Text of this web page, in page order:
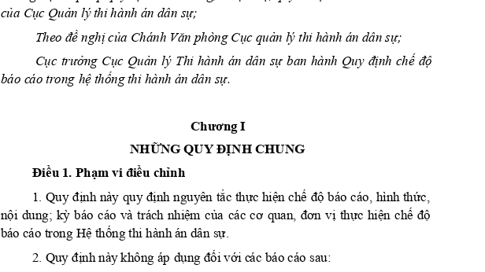
của Cục Quản lý thi hành án dân sự;
Theo đề nghị của Chánh Văn phòng Cục quản lý thi hành án dân sự;
Cục trưởng Cục Quản lý Thi hành án dân sự ban hành Quy định chế độ
báo cáo trong hệ thống thi hành án dân sự.
Chương I
NHỮNG QUY ĐỊNH CHUNG
Điều 1. Phạm vi điều chỉnh
1. Quy định này quy định nguyên tắc thực hiện chế độ báo cáo, hình thức,
nội dung; kỳ báo cáo và trách nhiệm của các cơ quan, đơn vị thực hiện chế độ
báo cáo trong Hệ thống thi hành án dân sự.
2. Quy định này không áp dụng đối với các báo cáo sau: